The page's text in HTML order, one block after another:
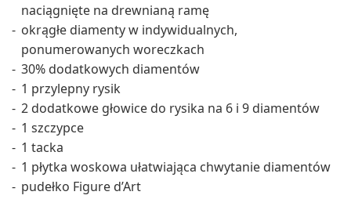
naciągnięte na drewnianą ramę
okrągłe diamenty w indywidualnych,
ponumerowanych woreczkach
30% dodatkowych diamentów
1 przylepny rysik
2 dodatkowe głowice do rysika na 6 i 9 diamentów
1 szczypce
1 tacka
1 płytka woskowa ułatwiająca chwytanie diamentów
pudełko Figure d’Art